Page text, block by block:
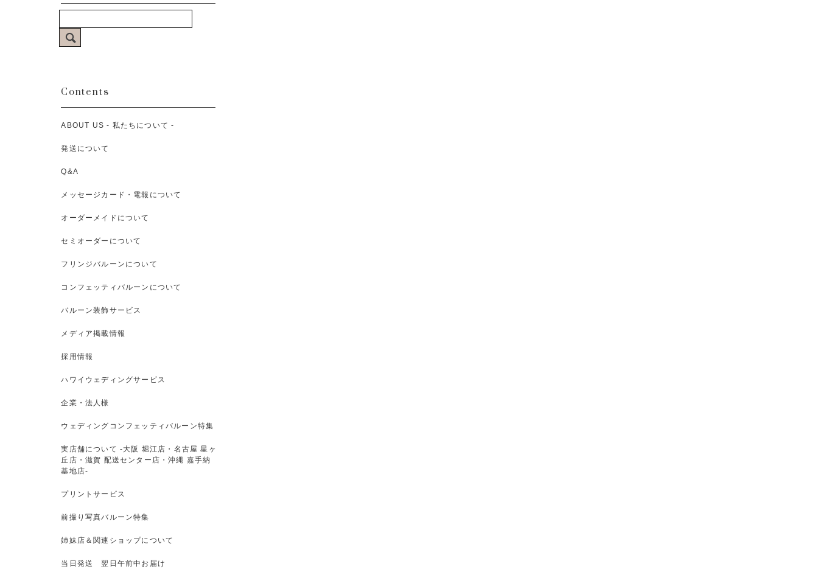
Contents
ABOUT US - 私たちについて -
発送について
Q&A
メッセージカード・電報について
オーダーメイドについて
セミオーダーについて
フリンジバルーンについて
コンフェッティバルーンについて
バルーン装飾サービス
メディア掲載情報
採用情報
ハワイウェディングサービス
企業・法人様
ウェディングコンフェッティバルーン特集
実店舗について -大阪 堀江店・名古屋 星ヶ
丘店・滋賀 配送センター店・沖縄 嘉手納
基地店-
プリントサービス
前撮り写真バルーン特集
姉妹店＆関連ショップについて
当日発送 翌日午前中お届け